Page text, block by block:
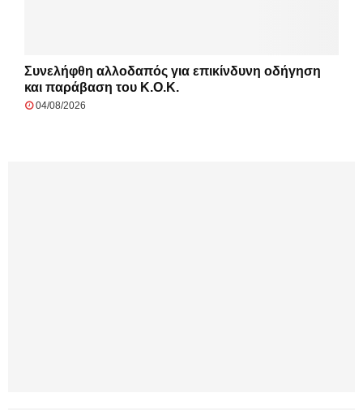
Συνελήφθη αλλοδαπός για επικίνδυνη οδήγηση
και παράβαση του Κ.Ο.Κ.
04/08/2026